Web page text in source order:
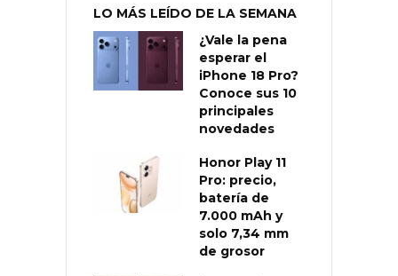
LO MÁS LEÍDO DE LA SEMANA
¿Vale la pena
esperar el
iPhone 18 Pro?
Conoce sus 10
principales
novedades
Honor Play 11
Pro: precio,
batería de
7.000 mAh y
solo 7,34 mm
de grosor